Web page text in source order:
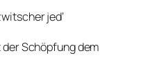
jed‘
Schöpfung dem